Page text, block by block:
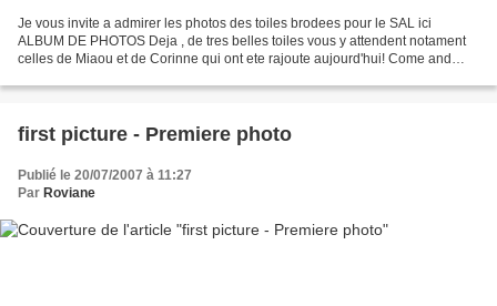
Je vous invite a admirer les photos des toiles brodees pour le SAL ici
ALBUM DE PHOTOS Deja , de tres belles toiles vous y attendent notament
celles de Miaou et de Corinne qui ont ete rajoute aujourd'hui! Come and
first picture - Premiere photo
Publié le 20/07/2007 à 11:27
Par Roviane